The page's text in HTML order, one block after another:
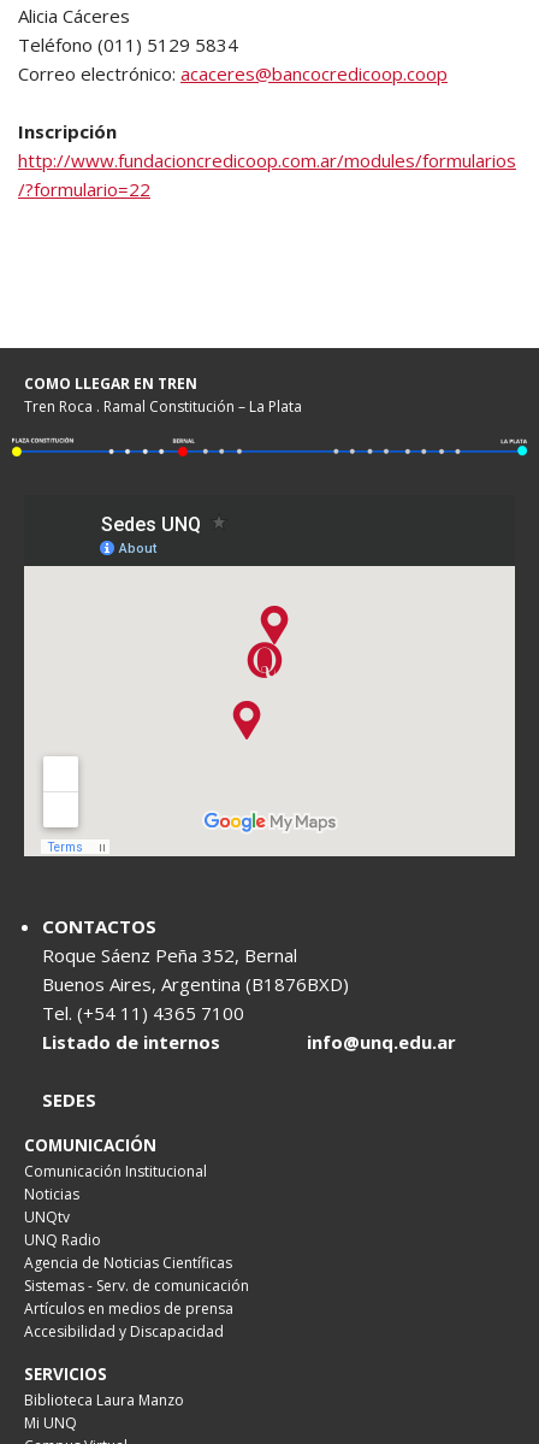
Alicia Cáceres
Teléfono (011) 5129 5834
Correo electrónico: acaceres@bancocredicoop.coop
Inscripción
http://www.fundacioncredicoop.com.ar/modules/formularios
/?formulario=22
COMO LLEGAR EN TREN
Tren Roca . Ramal Constitución – La Plata
CONTACTOS
Roque Sáenz Peña 352, Bernal
Buenos Aires, Argentina (B1876BXD)
Tel. (+54 11) 4365 7100
Listado de internos
info@unq.edu.ar
SEDES
COMUNICACIÓN
Comunicación Institucional
Noticias
UNQtv
UNQ Radio
Agencia de Noticias Científicas
Sistemas - Serv. de comunicación
Artículos en medios de prensa
Accesibilidad y Discapacidad
SERVICIOS
Biblioteca Laura Manzo
Mi UNQ